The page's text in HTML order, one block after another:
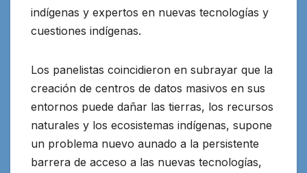
indígenas y expertos en nuevas tecnologías y
cuestiones indígenas.
Los panelistas coincidieron en subrayar que la
creación de centros de datos masivos en sus
entornos puede dañar las tierras, los recursos
naturales y los ecosistemas indígenas, supone
un problema nuevo aunado a la persistente
barrera de acceso a las nuevas tecnologías,